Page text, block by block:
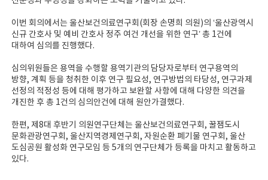
이번 회의에서는 울산보건의료연구회(회장 손명희 의원)의 ‘울산광역시
신규 간호사 및 예비 간호사 정주 여건 개선을 위한 연구’ 총 1건에
대하여 심의를 진행했다.
심의위원들은 용역을 수행할 용역기관의 담당자로부터 연구용역의
방향, 계획 등을 청취한 이후 연구 필요성, 연구방법의 타당성, 연구과제
선정의 적정성 등에 대해 평가하고 보완할 사항에 대해 다양한 의견을
개진한 후 총 1건의 심의안건에 대해 원안가결했다.
한편, 제8대 후반기 의원연구단체는 울산보건의료연구회, 꿀잼도시
문화관광연구회, 울산지역경제연구회, 자원순환 폐기물 연구회, 울산
도심공원 활성화 연구모임 등 5개의 연구단체가 등록을 마치고 활동하고
있다.